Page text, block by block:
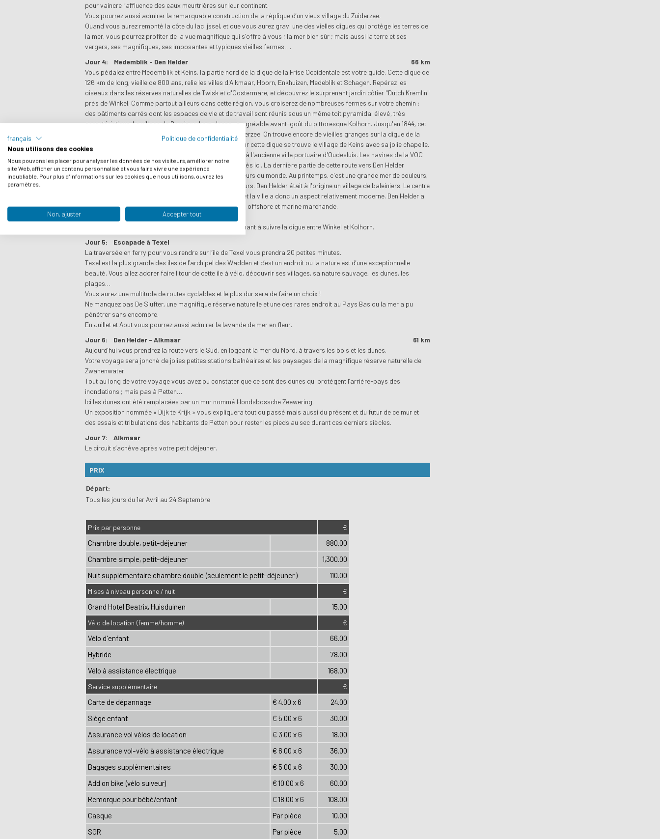
pour vaincre l’affluence des eaux meurtrières sur leur continent.
Vous pourrez aussi admirer la remarquable construction de la réplique d’un vieux village du Zuiderzee.
Quand vous aurez remonté la côte du lac Ijssel, et que vous aurez gravi une des vielles digues qui protège les terres de
la mer, vous pourrez profiter de la vue magnifique qui s’offre à vous ; la mer bien sûr ; mais aussi la terre et ses
vergers, ses magnifiques, ses imposantes et typiques vieilles fermes….
Jour 4: Medemblik - Den Helder
66 km
Vous pédalez entre Medemblik et Keins, la partie nord de la digue de la Frise Occidentale est votre guide. Cette digue de
126 km de long, vieille de 800 ans, relie les villes d'Alkmaar, Hoorn, Enkhuizen, Medeblik et Schagen. Repérez les
oiseaux dans les réserves naturelles de Twisk et d'Oostermare, et découvrez le surprenant jardin côtier "Dutch Kremlin"
près de Winkel. Comme partout ailleurs dans cette région, vous croiserez de nombreuses fermes sur votre chemin :
des bâtiments carrés dont les espaces de vie et de travail sont réunis sous un même toit pyramidal élevé, très
caractéristique. Le village de Barsingerhorn donne un agréable avant-goût du pittoresque Kolhorn. Jusqu'en 1844, cet
ancien port et village de pêcheurs était situé sur le Zuiderzee. On trouve encore de vieilles granges sur la digue de la
Frise occidentale, qui abritent deux musées. Plus loin sur cette digue se trouve le village de Keins avec sa jolie chapelle.
Après Keins, vous quittez la Frise occidentale et arrivez à l'ancienne ville portuaire d'Oudesluis. Les navires de la VOC
(Compagnie des Indes Orientales) étaient autrefois basés ici. La dernière partie de cette route vers Den Helder
traverse la plus grande zone de champs de bulbes à fleurs du monde. Au printemps, c'est une grande mer de couleurs,
composée des célèbres tulipes mais aussi d'autres fleurs. Den Helder était à l'origine un village de baleiniers. Le centre
ville a été détruit pendant la seconde guerre mondiale et la ville a donc un aspect relativement moderne. Den Helder a
une forte connotation maritime : navigation, sauvetage, offshore et marine marchande.
Vous pouvez raccourcir cet itinéraire de 7 km en continuant à suivre la digue entre Winkel et Kolhorn.
Jour 5: Escapade à Texel
La traversée en ferry pour vous rendre sur l’île de Texel vous prendra 20 petites minutes.
Texel est la plus grande des iles de l’archipel des Wadden et c’est un endroit ou la nature est d’une exceptionnelle
beauté. Vous allez adorer faire l tour de cette ile à vélo, découvrir ses villages, sa nature sauvage, les dunes, les
plages…
Vous aurez une multitude de routes cyclables et le plus dur sera de faire un choix !
Ne manquez pas De Slufter, une magnifique réserve naturelle et une des rares endroit au Pays Bas ou la mer a pu
pénétrer sans encombre.
En Juillet et Aout vous pourrez aussi admirer la lavande de mer en fleur.
Jour 6: Den Helder - Alkmaar
61 km
Aujourd’hui vous prendrez la route vers le Sud, en logeant la mer du Nord, à travers les bois et les dunes.
Votre voyage sera jonché de jolies petites stations balnéaires et les paysages de la magnifique réserve naturelle de
Zwanenwater.
Tout au long de votre voyage vous avez pu constater que ce sont des dunes qui protègent l’arrière-pays des
inondations ; mais pas à Petten…
Ici les dunes ont été remplacées par un mur nommé Hondsbossche Zeewering.
Un exposition nommée « Dijk te Krijk » vous expliquera tout du passé mais aussi du présent et du futur de ce mur et
des essais et tribulations des habitants de Petten pour rester les pieds au sec durant ces derniers siècles.
Jour 7: Alkmaar
Le circuit s’achève après votre petit déjeuner.
PRIX
Départ:
Tous les jours du 1er Avril au 24 Septembre
Prix par personne €
Chambre double, petit-déjeuner
880.00
Chambre simple, petit-déjeuner
1,300.00
Nuit supplémentaire chambre double (seulement le petit-déjeuner )
110.00
Mises à niveau personne / nuit €
Grand Hotel Beatrix, Huisduinen 15.00
Vélo de location (femme/homme) €
Vélo d'enfant
66.00
Hybride
78.00
Vélo à assistance électrique
168.00
Service supplémentaire €
Carte de dépannage € 4.00 x 6
24.00
Siège enfant
€ 5.00 x 6
30.00
Assurance vol vélos de location
€ 3.00 x 6
18.00
Assurance vol-vélo à assistance électrique
€ 6.00 x 6
36.00
Bagages supplémentaires
€ 5.00 x 6
30.00
Add on bike (vélo suiveur)
€ 10.00 x 6
60.00
Remorque pour bébé/enfant
€ 18.00 x 6
108.00
Casque
Par pièce
10.00
SGR
Par pièce 5.00
français
Politique de confidentialité
Nous utilisons des cookies
Nous pouvons les placer pour analyser les données de nos visiteurs, améliorer notre
site Web, afficher un contenu personnalisé et vous faire vivre une expérience
inoubliable. Pour plus d'informations sur les cookies que nous utilisons, ouvrez les
paramètres.
Non, ajuster Accepter tout